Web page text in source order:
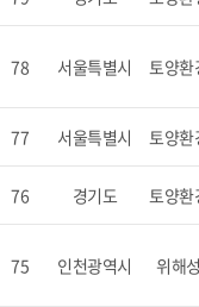
78 서울특별시 토양환
77 서울특별시 토양환
76 경기도 토양환
75 인천광역시 위해